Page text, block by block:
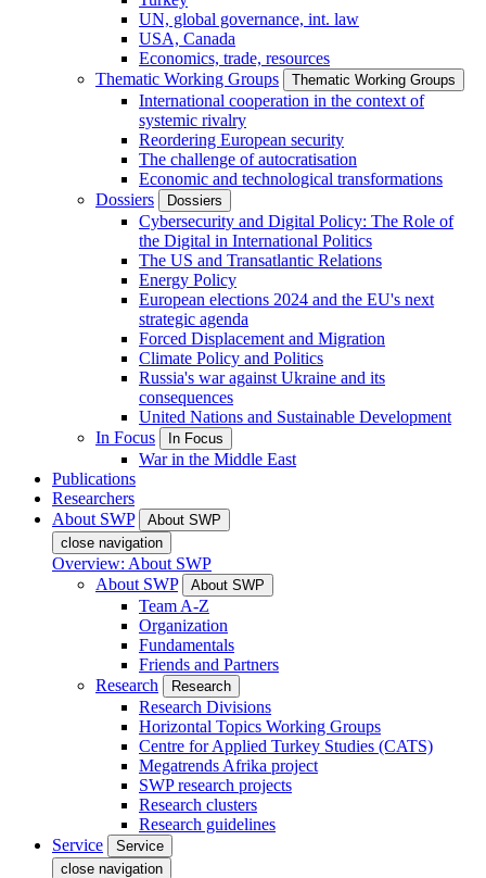
UN, global governance, int. law
USA, Canada
Economics, trade, resources
Thematic Working Groups
Thematic Working Groups
International cooperation in the context of
systemic rivalry
Reordering European security
The challenge of autocratisation
Economic and technological transformations
Dossiers
Dossiers
Cybersecurity and Digital Policy: The Role of
the Digital in International Politics
The US and Transatlantic Relations
Energy Policy
European elections 2024 and the EU's next
strategic agenda
Forced Displacement and Migration
Climate Policy and Politics
Russia's war against Ukraine and its
consequences
United Nations and Sustainable Development
In Focus
In Focus
War in the Middle East
Publications
Researchers
About SWP
About SWP
close navigation
Overview: About SWP
About SWP
About SWP
Team A-Z
Organization
Fundamentals
Friends and Partners
Research
Research
Research Divisions
Horizontal Topics Working Groups
Centre for Applied Turkey Studies (CATS)
Megatrends Afrika project
SWP research projects
Research clusters
Research guidelines
Service
Service
close navigation